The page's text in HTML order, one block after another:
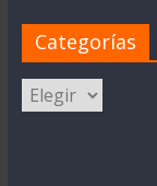
Categorías
Categorías